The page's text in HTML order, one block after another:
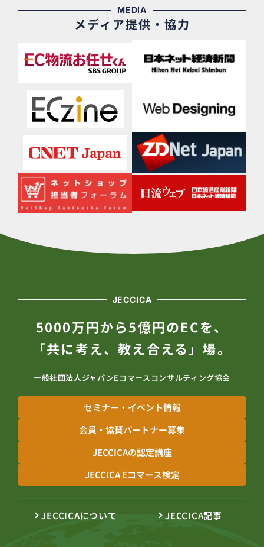
MEDIA
メディア提供・協力
JECCICA
5000万円から5億円のECを、
「共に考え、教え合える」場。
一般社団法人ジャパンEコマースコンサルティング協会
セミナー・イベント情報
会員・協賛パートナー募集
JECCICAの認定講座
JECCICA Eコマース検定
JECCICAについて JECCICA記事